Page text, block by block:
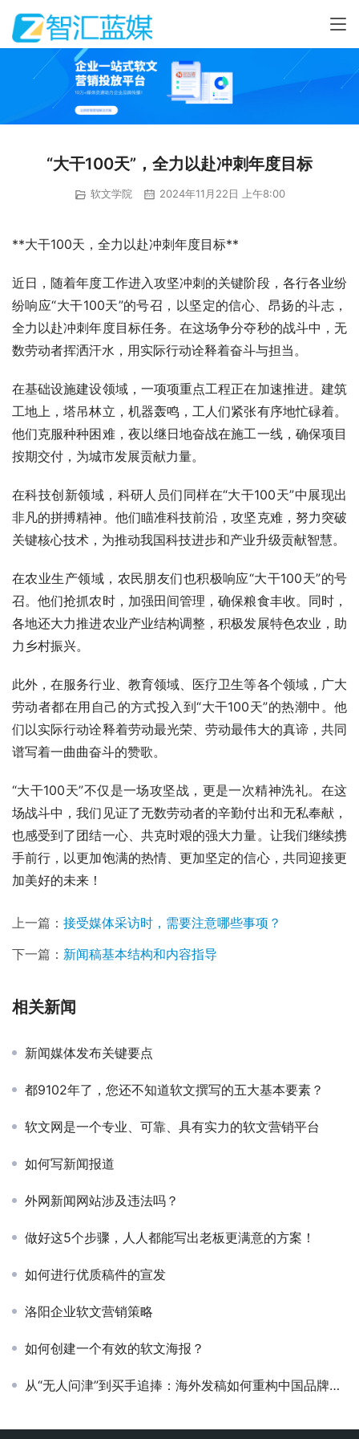
“大干100天”，全力以赴冲刺年度目标
软文学院 2024年11月22日 上午8:00
**大干100天，全力以赴冲刺年度目标**
近日，随着年度工作进入攻坚冲刺的关键阶段，各行各业纷
纷响应“大干100天”的号召，以坚定的信心、昂扬的斗志，
全力以赴冲刺年度目标任务。在这场争分夺秒的战斗中，无
数劳动者挥洒汗水，用实际行动诠释着奋斗与担当。
在基础设施建设领域，一项项重点工程正在加速推进。建筑
工地上，塔吊林立，机器轰鸣，工人们紧张有序地忙碌着。
他们克服种种困难，夜以继日地奋战在施工一线，确保项目
按期交付，为城市发展贡献力量。
在科技创新领域，科研人员们同样在“大干100天”中展现出
非凡的拼搏精神。他们瞄准科技前沿，攻坚克难，努力突破
关键核心技术，为推动我国科技进步和产业升级贡献智慧。
在农业生产领域，农民朋友们也积极响应“大干100天”的号
召。他们抢抓农时，加强田间管理，确保粮食丰收。同时，
各地还大力推进农业产业结构调整，积极发展特色农业，助
力乡村振兴。
此外，在服务行业、教育领域、医疗卫生等各个领域，广大
劳动者都在用自己的方式投入到“大干100天”的热潮中。他
们以实际行动诠释着劳动最光荣、劳动最伟大的真谛，共同
谱写着一曲曲奋斗的赞歌。
“大干100天”不仅是一场攻坚战，更是一次精神洗礼。在这
场战斗中，我们见证了无数劳动者的辛勤付出和无私奉献，
也感受到了团结一心、共克时艰的强大力量。让我们继续携
手前行，以更加饱满的热情、更加坚定的信心，共同迎接更
加美好的未来！
上一篇： 接受媒体采访时，需要注意哪些事项？
下一篇： 新闻稿基本结构和内容指导
相关新闻
新闻媒体发布关键要点
都9102年了，您还不知道软文撰写的五大基本要素？
软文网是一个专业、可靠、具有实力的软文营销平台
如何写新闻报道
外网新闻网站涉及违法吗？
做好这5个步骤，人人都能写出老板更满意的方案！
如何进行优质稿件的宣发
洛阳企业软文营销策略
如何创建一个有效的软文海报？
从“无人问津”到买手追捧：海外发稿如何重构中国品牌信任链？